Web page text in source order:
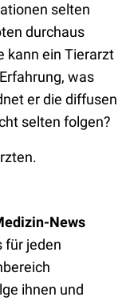
selten
durchaus
kann ein Tierarzt
was
er die diffusen
selten folgen?
News
für jeden
ihnen und